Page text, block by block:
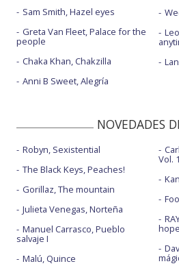
Sam Smith, Hazel eyes
Greta Van Fleet, Palace for the
people
Chaka Khan, Chakzilla
Anni B Sweet, Alegría
NOVEDADES
Robyn, Sexistential
The Black Keys, Peaches!
Gorillaz, The mountain
Julieta Venegas, Norteña
Manuel Carrasco, Pueblo
salvaje I
Malú, Quince
Vol. 1